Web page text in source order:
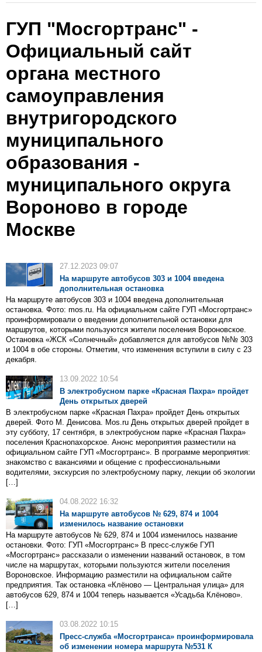
ГУП "Мосгортранс" -
Официальный сайт
органа местного
самоуправления
внутригородского
муниципального
образования -
муниципального округа
Вороново в городе
Москве
27.12.2023 09:07
На маршруте автобусов 303 и 1004 введена
дополнительная остановка
На маршруте автобусов 303 и 1004 введена дополнительная
остановка. Фото: mos.ru. На официальном сайте ГУП «Мосгортранс»
проинформировали о введении дополнительной остановки для
маршрутов, которыми пользуются жители поселения Вороновское.
Остановка «ЖСК «Солнечный» добавляется для автобусов №№ 303
и 1004 в обе стороны. Отметим, что изменения вступили в силу с 23
декабря.
13.09.2022 10:54
В электробусном парке «Красная Пахра» пройдет
День открытых дверей
В электробусном парке «Красная Пахра» пройдет День открытых
дверей. Фото М. Денисова. Mos.ru День открытых дверей пройдет в
эту субботу, 17 сентября, в электробусном парке «Красная Пахра»
поселения Краснопахорское. Анонс мероприятия разместили на
официальном сайте ГУП «Мосгортранс». В программе мероприятия:
знакомство с вакансиями и общение с профессиональными
водителями, экскурсия по электробусному парку, лекции об экологии
[…]
04.08.2022 16:32
На маршруте автобусов № 629, 874 и 1004
изменилось название остановки
На маршруте автобусов № 629, 874 и 1004 изменилось название
остановки. Фото: ГУП «Мосгортранс» В пресс-службе ГУП
«Мосгортранс» рассказали о изменении названий остановок, в том
числе на маршрутах, которыми пользуются жители поселения
Вороновское. Информацию разместили на официальном сайте
предприятия. Так остановка «Клёново — Центральная улица» для
автобусов 629, 874 и 1004 теперь называется «Усадьба Клёново».
[…]
03.08.2022 10:15
Пресс-служба «Мосгортранса» проинформировала
об изменении номера маршрута №531 К